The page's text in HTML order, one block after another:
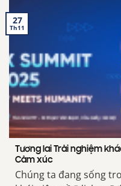
Tương lai Trải nghiệm
Cảm xúc
Chúng ta đang sống
27
Th11